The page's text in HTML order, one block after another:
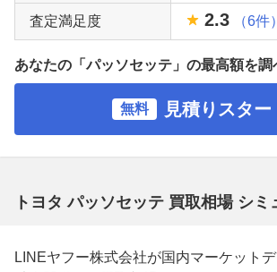
査定満足度 2.3 （6件）
あなたの「パッソセッテ」の最高額を調
無料 見積りスター
トヨタ パッソセッテ 買取相場 シミ
LINEヤフー株式会社が国内マーケット